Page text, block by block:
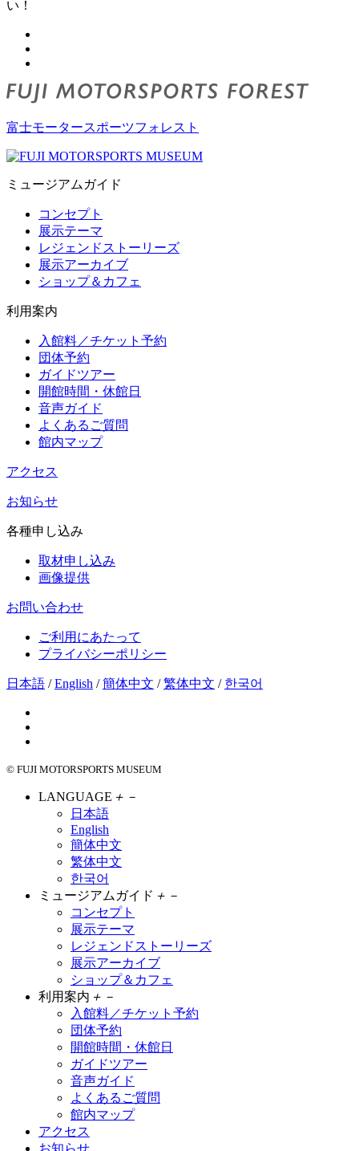
い！
富士モータースポーツフォレスト
ミュージアムガイド
コンセプト
展示テーマ
レジェンドストーリーズ
展示アーカイブ
ショップ＆カフェ
利用案内
入館料／チケット予約
団体予約
ガイドツアー
開館時間・休館日
音声ガイド
よくあるご質問
館内マップ
アクセス
お知らせ
各種申し込み
取材申し込み
画像提供
お問い合わせ
ご利用にあたって
プライバシーポリシー
日本語 /English /簡体中文 /繁体中文 / 한국어
© FUJI MOTORSPORTS MUSEUM
LANGUAGE ＋ －
日本語
English
簡体中文
繁体中文
한국어
ミュージアムガイド ＋ －
コンセプト
展示テーマ
レジェンドストーリーズ
展示アーカイブ
ショップ＆カフェ
利用案内 ＋ －
入館料／チケット予約
団体予約
開館時間・休館日
ガイドツアー
音声ガイド
よくあるご質問
館内マップ
アクセス